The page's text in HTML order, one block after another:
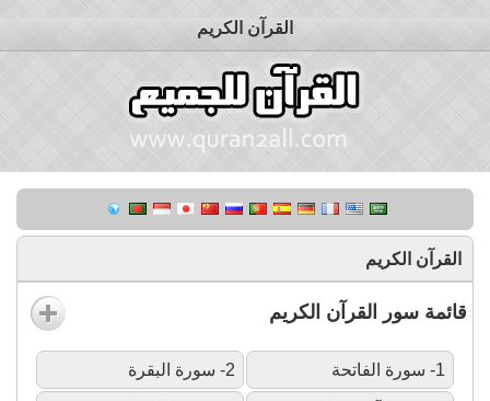
القرآن الكريم
القرآن الكريم
قائمة سور القرآن الكريم
1- سورة الفاتحة 2- سورة البقرة